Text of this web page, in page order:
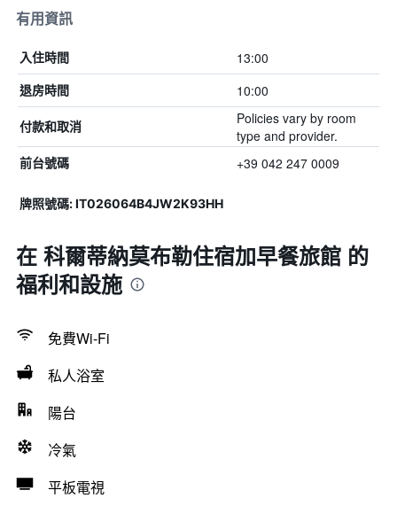
有用資訊
入住時間 13:00
退房時間 10:00
付款和取消
Policies vary by room
type and provider.
前台號碼 +39 042 247 0009
牌照號碼: IT026064B4JW2K93HH
在 科爾蒂納莫布勒住宿加早餐旅館 的
福利和設施
免費Wi-Fi
私人浴室
陽台
冷氣
平板電視